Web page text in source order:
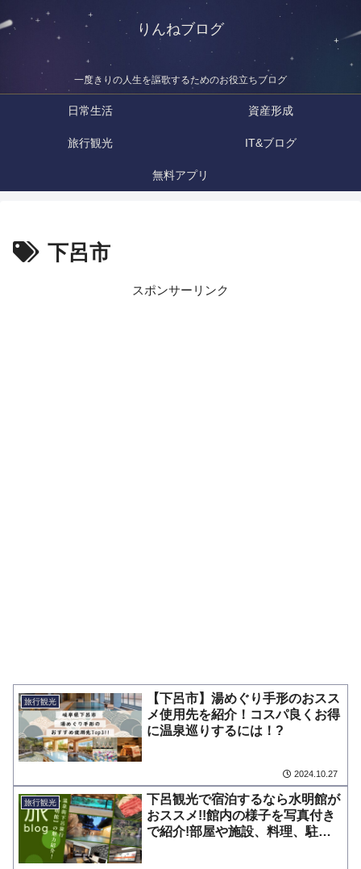
りんねブログ
一度きりの人生を謳歌するためのお役立ちブログ
日常生活 資産形成
旅行観光 IT&ブログ
無料アプリ
下呂市
スポンサーリンク
旅行観光
【下呂市】湯めぐり手形のおスス
メ使用先を紹介！コスパ良くお得
に温泉巡りするには！?
2024.10.27
旅行観光
下呂観光で宿泊するなら水明館が
おススメ!!館内の様子を写真付き
で紹介!部屋や施設、料理、駐車